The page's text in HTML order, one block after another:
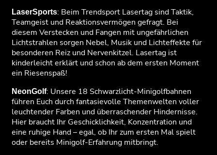
LaserSports: Beim Trendsport Lasertag sind Taktik,
Teamgeist und Reaktionsvermögen gefragt. Bei
diesem Verstecken und Fangen mit ungefährlichen
Lichtstrahlen sorgen Nebel, Musik und Lichteffekte für
besonderen Reiz und Nervenkitzel. Lasertag ist
kinderleicht erklärt und schon ab dem ersten Moment
ein Riesenspaß!
NeonGolf: Unsere 18 Schwarzlicht-Minigolfbahnen
führen Euch durch fantasievolle Themenwelten voller
leuchtender Farben und überraschender Hindernisse.
Hier braucht Ihr Geschicklichkeit, Konzentration und
eine ruhige Hand – egal, ob Ihr zum ersten Mal spielt
oder bereits Minigolf-Erfahrung mitbringt.